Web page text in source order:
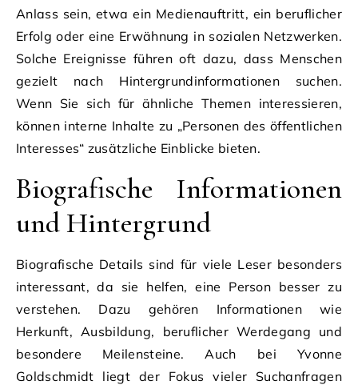
Anlass sein, etwa ein Medienauftritt, ein beruflicher
Erfolg oder eine Erwähnung in sozialen Netzwerken.
Solche Ereignisse führen oft dazu, dass Menschen
gezielt nach Hintergrundinformationen suchen.
Wenn Sie sich für ähnliche Themen interessieren,
können interne Inhalte zu „Personen des öffentlichen
Interesses“ zusätzliche Einblicke bieten.
Biografische Informationen
und Hintergrund
Biografische Details sind für viele Leser besonders
interessant, da sie helfen, eine Person besser zu
verstehen. Dazu gehören Informationen wie
Herkunft, Ausbildung, beruflicher Werdegang und
besondere Meilensteine. Auch bei Yvonne
Goldschmidt liegt der Fokus vieler Suchanfragen